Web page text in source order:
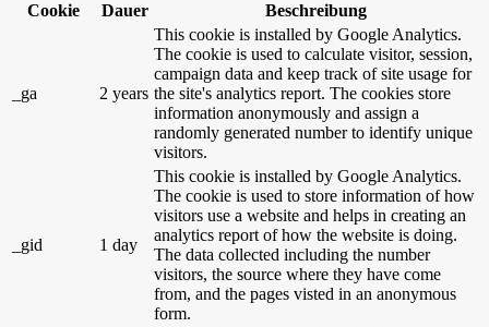
Cookie
Dauer Beschreibung
_ga 2 years
This cookie is installed by Google Analytics.
The cookie is used to calculate visitor, session,
campaign data and keep track of site usage for
the site's analytics report. The cookies store
information anonymously and assign a
randomly generated number to identify unique
visitors.
_gid 1 day
This cookie is installed by Google Analytics.
The cookie is used to store information of how
visitors use a website and helps in creating an
analytics report of how the website is doing.
The data collected including the number
visitors, the source where they have come
from, and the pages visted in an anonymous
form.